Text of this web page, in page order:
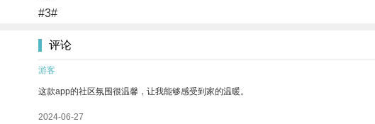
#3#
评论
游客
这款app的社区氛围很温馨，让我能够感受到家的温暖。
2024-06-27